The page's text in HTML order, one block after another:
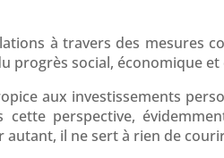
à travers des mesures
progrès social, économique
aux investissements
perspective,
autant, il ne sert à rien de